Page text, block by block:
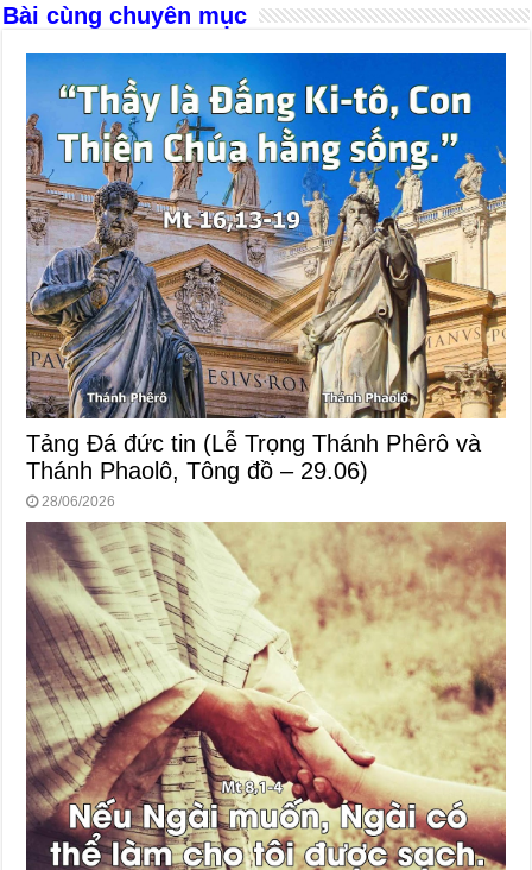
k
Bài cùng chuyên mục
Tảng Đá đức tin (Lễ Trọng Thánh Phêrô và
Thánh Phaolô, Tông đồ – 29.06)
28/06/2026